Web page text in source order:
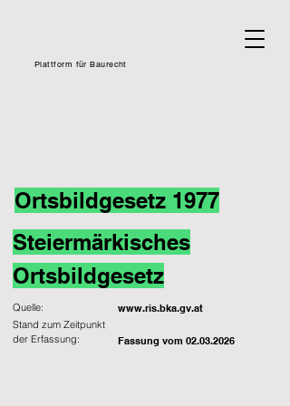
Plattform für Baurecht
Ortsbildgesetz 1977
Steiermärkisches
Ortsbildgesetz
Quelle: www.ris.bka.gv.at
Fassung vom 02.03.2026
Stand zum Zeitpunkt
der Erfassung: